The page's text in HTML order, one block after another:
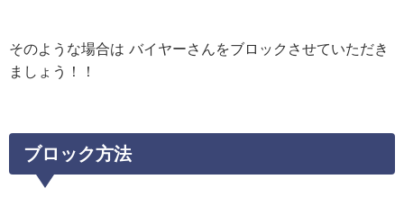
そのような場合は バイヤーさんをブロックさせていただき
ましょう！！
ブロック方法